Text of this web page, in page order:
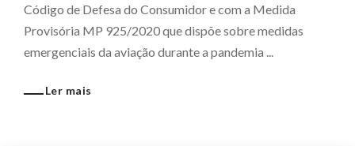
Código de Defesa do Consumidor e com a Medida
Provisória MP 925/2020 que dispõe sobre medidas
emergenciais da aviação durante a pandemia ...
Ler mais